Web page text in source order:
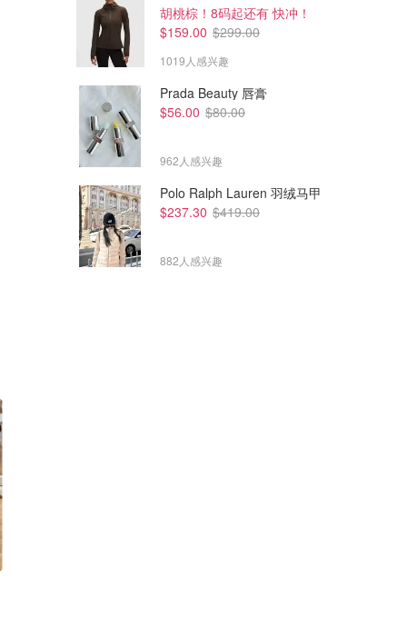
胡桃棕！8码起还有 快冲！
$159.00 $299.00
1019人感兴趣
Prada Beauty 唇膏
$56.00 $80.00
962人感兴趣
Polo Ralph Lauren 羽绒马甲
$237.30 $419.00
882人感兴趣